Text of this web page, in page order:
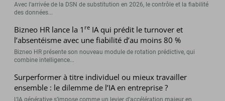
Avec l’arrivée de la DSN de substitution en 2026, le contrôle et la fiabilité
des données...
Bizneo HR lance la 1 re IA qui prédit le turnover et
l’absentéisme avec une fiabilité d’au moins 80 %
Bizneo HR présente son nouveau module de rotation prédictive, qui
combine intelligence...
Surperformer à titre individuel ou mieux travailler
ensemble : le dilemme de l’IA en entreprise ?
L’IA générative s’impose comme un levier d’accélération majeur en